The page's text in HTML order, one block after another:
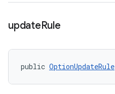
updateRule
public OptionUpdateRule